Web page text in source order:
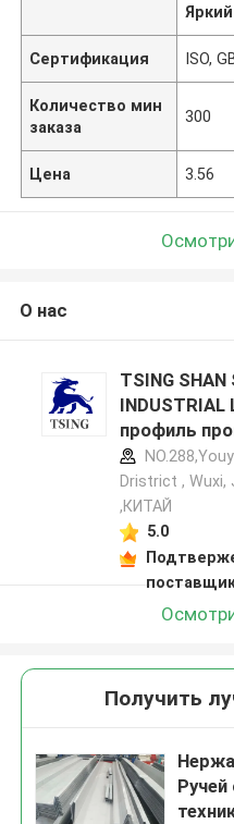
Сертификация ISO,
Количество мин
заказа
300
Цена 3.56
О нас
TSING SHAN
INDUSTRIAL
профиль
Dristrict , Wuxi,
,КИТАЙ
5.0
Получить